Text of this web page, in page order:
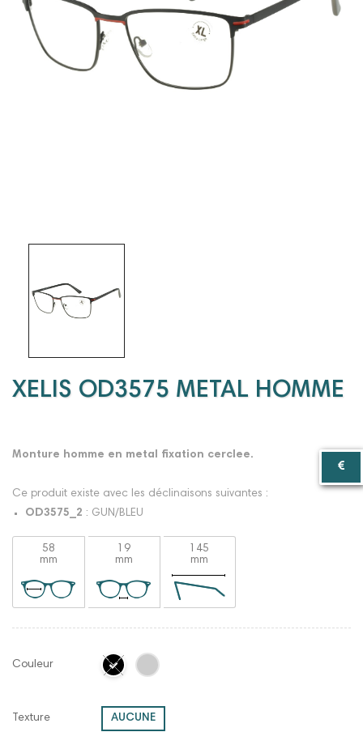
XELIS OD3575 METAL HOMME
Monture homme en metal fixation cerclee.
Ce produit existe avec les déclinaisons suivantes :
OD3575_2 : GUN/BLEU
58
mm
19
mm
145
mm
Couleur
Texture AUCUNE